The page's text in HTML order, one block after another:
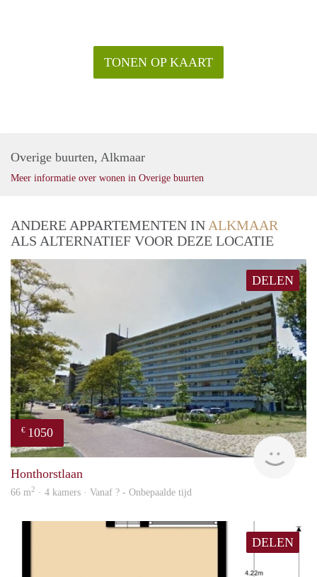
TONEN OP KAART
Overige buurten, Alkmaar
Meer informatie over wonen in Overige buurten
ANDERE APPARTEMENTEN IN ALKMAAR
ALS ALTERNATIEF VOOR DEZE LOCATIE
DELEN
€ 1050
rent
Honthorstlaan
66 m2 · 4 kamers · Vanaf ? - Onbepaalde tijd
DELEN